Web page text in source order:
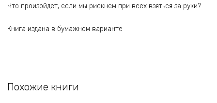
Что произойдет, если мы рискнем при всех взяться за руки?
Книга издана в бумажном варианте
Похожие книги